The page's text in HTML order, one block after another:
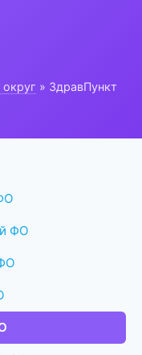
» ЗдравПункт
ФО